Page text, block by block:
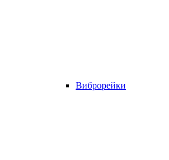
Виброрейки